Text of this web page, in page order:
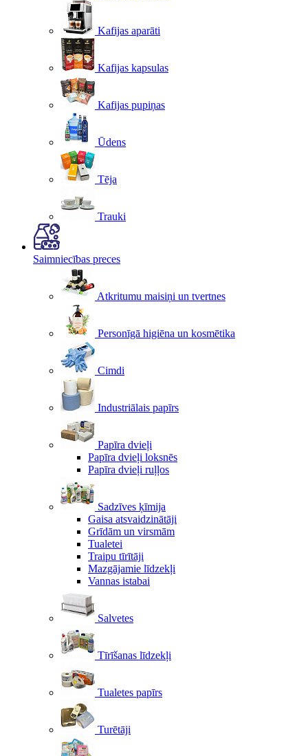
Kafijas aparāti
Kafijas kapsulas
Kafijas pupiņas
Ūdens
Tēja
Trauki
Saimniecības preces
Atkritumu maisiņi un tvertnes
Personīgā higiēna un kosmētika
Cimdi
Industriālais papīrs
Papīra dvieļi
Papīra dvieļi loksnēs
Papīra dvieļi ruļļos
Sadzīves ķīmija
Gaisa atsvaidzinātāji
Grīdām un virsmām
Tualetei
Traipu tīrītāji
Mazgājamie līdzekļi
Vannas istabai
Salvetes
Tīrīšanas līdzekļi
Tualetes papīrs
Turētāji